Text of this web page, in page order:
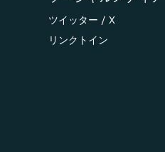
ツイッター / X
リンクトイン